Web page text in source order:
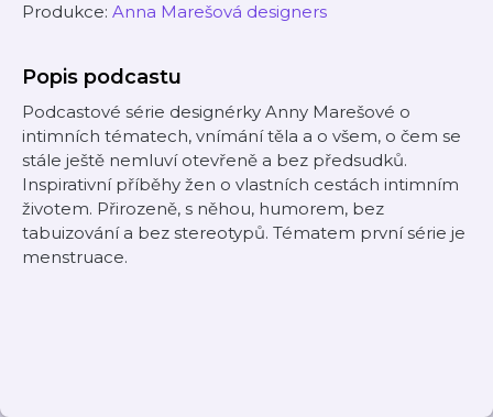
Produkce: Anna Marešová designers
Popis podcastu
Podcastové série designérky Anny Marešové o
intimních tématech, vnímání těla a o všem, o čem se
stále ještě nemluví otevřeně a bez předsudků.
Inspirativní příběhy žen o vlastních cestách intimním
životem. Přirozeně, s něhou, humorem, bez
tabuizování a bez stereotypů. Tématem první série je
menstruace.